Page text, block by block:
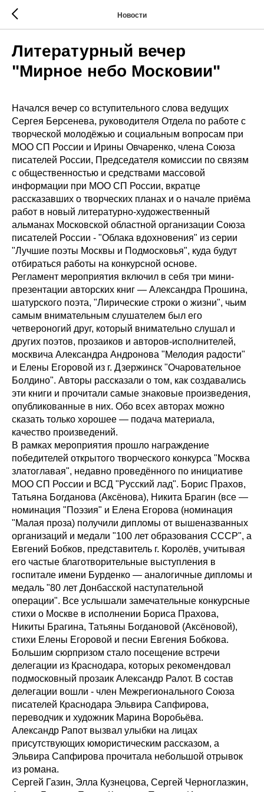
Новости
Литературный вечер
"Мирное небо Московии"
Начался вечер со вступительного слова ведущих
Сергея Берсенева, руководителя Отдела по работе с
творческой молодёжью и социальным вопросам при
МОО СП России и Ирины Овчаренко, члена Союза
писателей России, Председателя комиссии по связям
с общественностью и средствами массовой
информации при МОО СП России, вкратце
рассказавших о творческих планах и о начале приёма
работ в новый литературно-художественный
альманах Московской областной организации Союза
писателей России - "Облака вдохновения" из серии
"Лучшие поэты Москвы и Подмосковья", куда будут
отбираться работы на конкурсной основе.
Регламент мероприятия включил в себя три мини-
презентации авторских книг — Александра Прошина,
шатурского поэта, "Лирические строки о жизни", чьим
самым внимательным слушателем был его
четвероногий друг, который внимательно слушал и
других поэтов, прозаиков и авторов-исполнителей,
москвича Александра Андронова "Мелодия радости"
и Елены Егоровой из г. Дзержинск "Очаровательное
Болдино". Авторы рассказали о том, как создавались
эти книги и прочитали самые знаковые произведения,
опубликованные в них. Обо всех авторах можно
сказать только хорошее — подача материала,
качество произведений.
В рамках мероприятия прошло награждение
победителей открытого творческого конкурса "Москва
златоглавая", недавно проведённого по инициативе
МОО СП России и ВСД "Русский лад". Борис Прахов,
Татьяна Богданова (Аксёнова), Никита Брагин (все —
номинация "Поэзия" и Елена Егорова (номинация
"Малая проза) получили дипломы от вышеназванных
организаций и медали "100 лет образования СССР", а
Евгений Бобков, представитель г. Королёв, учитывая
его частые благотворительные выступления в
госпитале имени Бурденко — аналогичные дипломы и
медаль "80 лет Донбасской наступательной
операции". Все услышали замечательные конкурсные
стихи о Москве в исполнении Бориса Прахова,
Никиты Брагина, Татьяны Богдановой (Аксёновой),
стихи Елены Егоровой и песни Евгения Бобкова.
Большим сюрпризом стало посещение встречи
делегации из Краснодара, которых рекомендовал
подмосковный прозаик Александр Ралот. В состав
делегации вошли - член Межрегионального Союза
писателей Краснодара Эльвира Сапфирова,
переводчик и художник Марина Воробьёва.
Александр Рапот вызвал улыбки на лицах
присутствующих юмористическим рассказом, а
Эльвира Сапфирова прочитала небольшой отрывок
из романа.
Сергей Газин, Элла Кузнецова, Сергей Черноглазкин,